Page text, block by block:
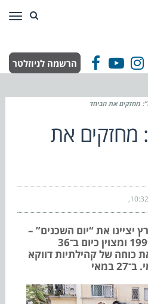
Facebook
YouTube
Instagram הרשמה לניוזלטר
מחזקים את הביחד
מחזקים את
10:32
יציינו את “יום השכנים” –
חג שהחל בפריז בשנת 1999 ומצוין כיום ב־36
כוחה של קהילתיות דווקא
במאי